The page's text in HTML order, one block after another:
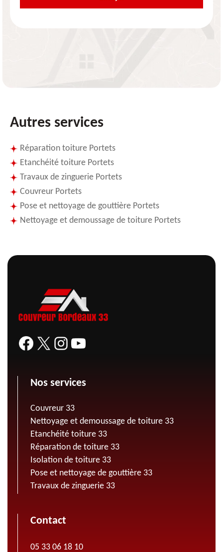
Autres services
Réparation toiture Portets
Etanchéité toiture Portets
Travaux de zinguerie Portets
Couvreur Portets
Pose et nettoyage de gouttière Portets
Nettoyage et demoussage de toiture Portets
Nos services
Couvreur 33
Nettoyage et demoussage de toiture 33
Etanchéité toiture 33
Réparation de toiture 33
Isolation de toiture 33
Pose et nettoyage de gouttière 33
Travaux de zinguerie 33
Contact
05 33 06 18 10